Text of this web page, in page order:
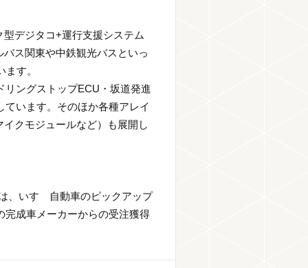
デジタコ+運行支援システム
ス関東や中鉄観光バスといっ
す。
ングストップECU・坂道発進
います。そのほか各種アレイ
クモジュールなど）も展開し
、いすゞ自動車のピックアップ
完成車メーカーからの受注獲得